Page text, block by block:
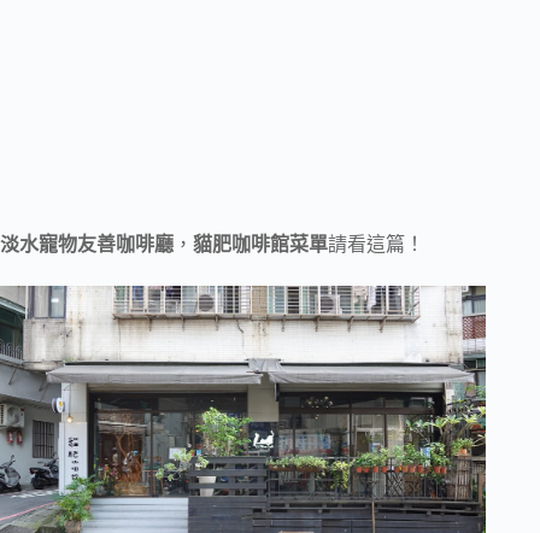
淡水寵物友善咖啡廳 ， 貓肥咖啡館菜單請看這篇！